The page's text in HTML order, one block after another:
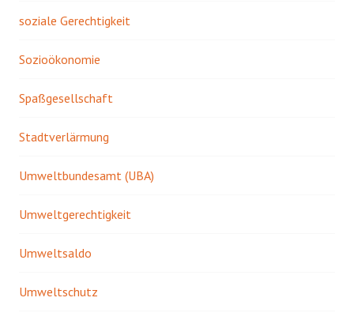
soziale Gerechtigkeit
Sozioökonomie
Spaßgesellschaft
Stadtverlärmung
Umweltbundesamt (UBA)
Umweltgerechtigkeit
Umweltsaldo
Umweltschutz